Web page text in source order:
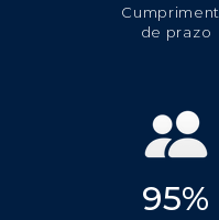
de prazo
95%